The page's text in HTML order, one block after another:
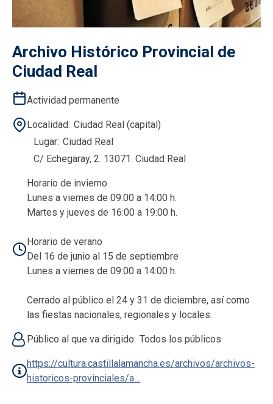
Archivo Histórico Provincial de
Ciudad Real
Actividad permanente
Localidad Ciudad Real (capital)
Lugar Ciudad Real
C/ Echegaray, 2. 13071. Ciudad Real
Horario de invierno
Lunes a viernes de 09:00 a 14:00 h.
Martes y jueves de 16:00 a 19:00 h.
Horario de verano
Del 16 de junio al 15 de septiembre
Lunes a viernes de 09:00 a 14:00 h.
Cerrado al público el 24 y 31 de diciembre, así como
las fiestas nacionales, regionales y locales.
Público al que va dirigido Todos los públicos
https://cultura.castillalamancha.es/archivos/archivos-
historicos-provinciales/a…